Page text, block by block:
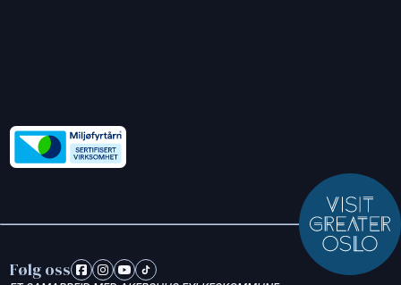
Følg oss